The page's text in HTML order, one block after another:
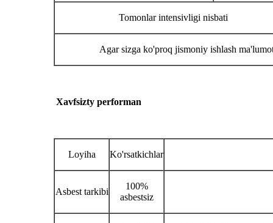
Tomonlar intensivligi nisbati
Agar sizga ko'proq jismoniy ishlash
Xavfsizty performan
Loyiha Ko'rsatkichlar
Asbest tarkibi
100%
asbestsiz